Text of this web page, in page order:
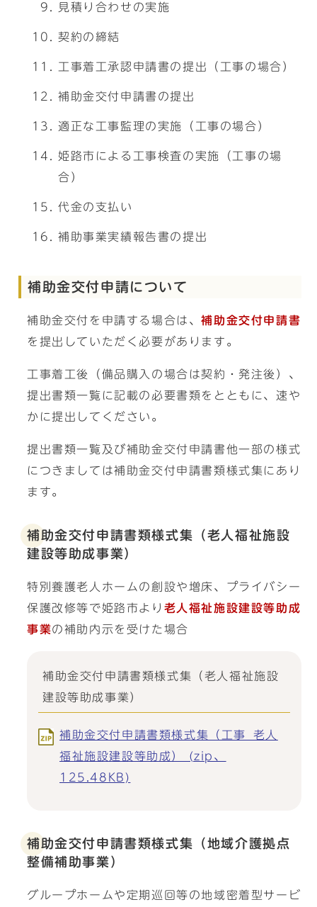
見積り合わせの実施
契約の締結
工事着工承認申請書の提出（工事の場合）
補助金交付申請書の提出
適正な工事監理の実施（工事の場合）
姫路市による工事検査の実施（工事の場
合）
代金の支払い
補助事業実績報告書の提出
補助金交付申請について
補助金交付を申請する場合は、補助金交付申請書
を提出していただく必要があります。
工事着工後（備品購入の場合は契約・発注後）、
提出書類一覧に記載の必要書類をとともに、速や
かに提出してください。
提出書類一覧及び補助金交付申請書他一部の様式
につきましては補助金交付申請書類様式集にあり
ます。
補助金交付申請書類様式集（老人福祉施設
建設等助成事業）
特別養護老人ホームの創設や増床、プライバシー
保護改修等で姫路市より 老人福祉施設建設等助成
事業の補助内示を受けた場合
補助金交付申請書類様式集（老人福祉施設
建設等助成事業）
補助金交付申請書類様式集（工事_老人
福祉施設建設等助成） (zip、
125.48KB)
補助金交付申請書類様式集（地域介護拠点
整備補助事業）
グループホームや定期巡回等の地域密着型サービ